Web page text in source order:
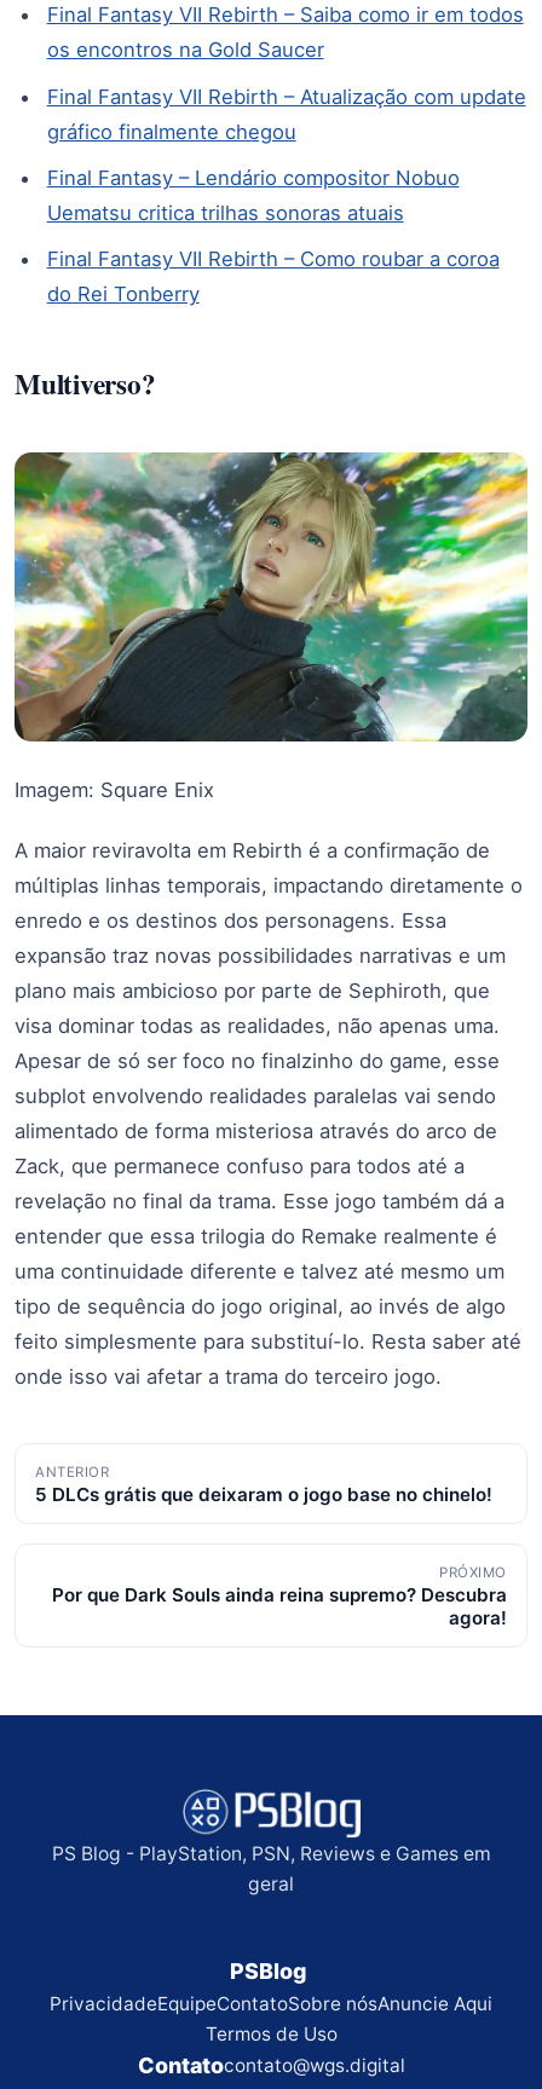
Final Fantasy VII Rebirth – Saiba como ir em todos
os encontros na Gold Saucer
Final Fantasy VII Rebirth – Atualização com update
gráfico finalmente chegou
Final Fantasy – Lendário compositor Nobuo
Uematsu critica trilhas sonoras atuais
Final Fantasy VII Rebirth – Como roubar a coroa
do Rei Tonberry
Multiverso?
Imagem: Square Enix
A maior reviravolta em Rebirth é a confirmação de
múltiplas linhas temporais, impactando diretamente o
enredo e os destinos dos personagens. Essa
expansão traz novas possibilidades narrativas e um
plano mais ambicioso por parte de Sephiroth, que
visa dominar todas as realidades, não apenas uma.
Apesar de só ser foco no finalzinho do game, esse
subplot envolvendo realidades paralelas vai sendo
alimentado de forma misteriosa através do arco de
Zack, que permanece confuso para todos até a
revelação no final da trama. Esse jogo também dá a
entender que essa trilogia do Remake realmente é
uma continuidade diferente e talvez até mesmo um
tipo de sequência do jogo original, ao invés de algo
feito simplesmente para substituí-lo. Resta saber até
onde isso vai afetar a trama do terceiro jogo.
Navegação
de
posts
ANTERIOR
5 DLCs grátis que deixaram o jogo base no chinelo!
PRÓXIMO
Por que Dark Souls ainda reina supremo? Descubra
agora!
PS Blog - PlayStation, PSN, Reviews e Games em
geral
PSBlog
PrivacidadeEquipeContatoSobre nósAnuncie Aqui
Termos de Uso
Contatocontato@wgs.digital